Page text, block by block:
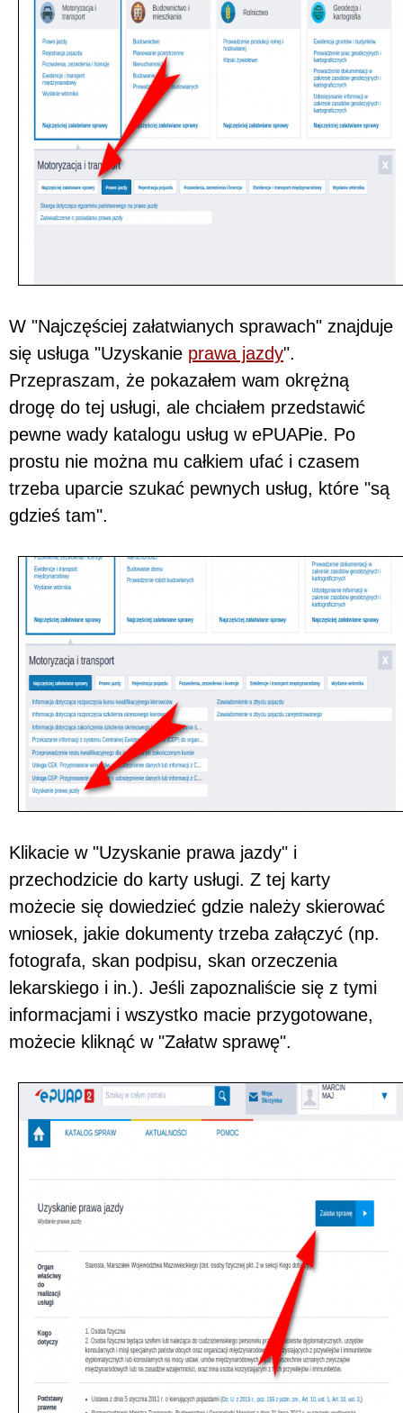
W "Najczęściej załatwianych sprawach" znajduje
się usługa "Uzyskanie prawa jazdy".
Przepraszam, że pokazałem wam okrężną
drogę do tej usługi, ale chciałem przedstawić
pewne wady katalogu usług w ePUAPie. Po
prostu nie można mu całkiem ufać i czasem
trzeba uparcie szukać pewnych usług, które "są
gdzieś tam".
Klikacie w "Uzyskanie prawa jazdy" i
przechodzicie do karty usługi. Z tej karty
możecie się dowiedzieć gdzie należy skierować
wniosek, jakie dokumenty trzeba załączyć (np.
fotografa, skan podpisu, skan orzeczenia
lekarskiego i in.). Jeśli zapoznaliście się z tymi
informacjami i wszystko macie przygotowane,
możecie kliknąć w "Załatw sprawę".